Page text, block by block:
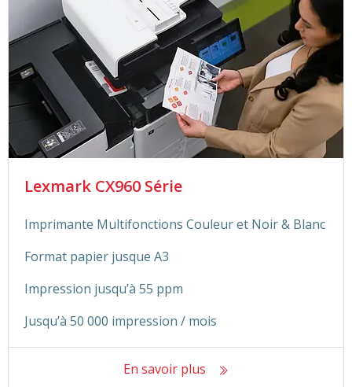
Lexmark CX960 Série
Imprimante Multifonctions Couleur et Noir & Blanc
Format papier jusque A3
Impression jusqu’à 55 ppm
Jusqu’à 50 000 impression / mois
En savoir plus